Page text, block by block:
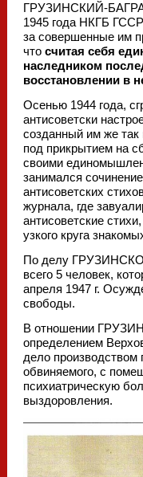
ГРУЗИНСКИЙ-
1945 года НКГБ
за совершенные им
что считая себя
наследником
восстановлении в
Осенью 1944 года,
антисоветски
созданный им же
под прикрытием на
своими
занимался
антисоветских
журнала, где
антисоветские
узкого круга
По делу
всего 5 человек,
апреля 1947 г.
свободы.
В отношении
определением
дело
обвиняемого, с
психиатрическую
выздоровления.